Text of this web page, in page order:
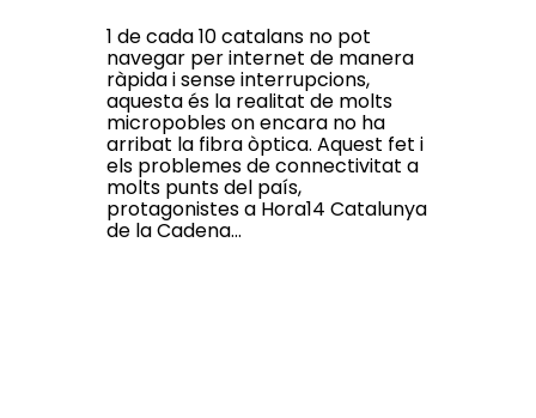
1 de cada 10 catalans no pot
navegar per internet de manera
ràpida i sense interrupcions,
aquesta és la realitat de molts
micropobles on encara no ha
arribat la fibra òptica. Aquest fet i
els problemes de connectivitat a
molts punts del país,
protagonistes a Hora14 Catalunya
de la Cadena...